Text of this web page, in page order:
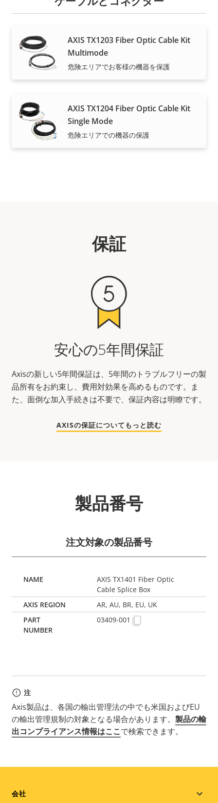
AXIS TX1203 Fiber Optic Cable Kit
Multimode
危険エリアでお客様の機器を保護
AXIS TX1204 Fiber Optic Cable Kit
Single Mode
危険エリアでの機器の保護
保証
安心の5年間保証
Axisの新しい5年間保証は、5年間のトラブルフリーの製
品所有をお約束し、費用対効果を高めるものです。ま
た、面倒な加入手続きは不要で、保証内容は明瞭です。
AXISの保証についてもっと読む
製品番号
注文対象の製品番号
AXIS TX1401 Fiber Optic
Cable Splice Box
AR, AU, BR, EU, UK
03409-001
注
Axis製品は、各国の輸出管理法の中でも米国およびEU
の輸出管理規制の対象となる場合があります。 製品の輸
出コンプライアンス情報はここで検索できます。
Footer
会社